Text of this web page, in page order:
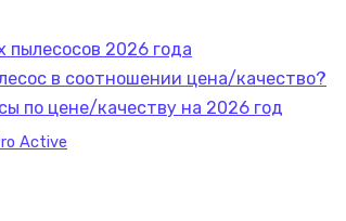
пылесосов 2026 года
в соотношении цена/качество?
по цене/качеству на 2026 год
Active